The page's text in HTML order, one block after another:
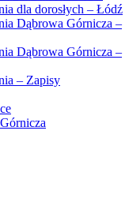
dla dorosłych – Łódź
Dąbrowa Górnicza –
Dąbrowa Górnicza –
– Zapisy